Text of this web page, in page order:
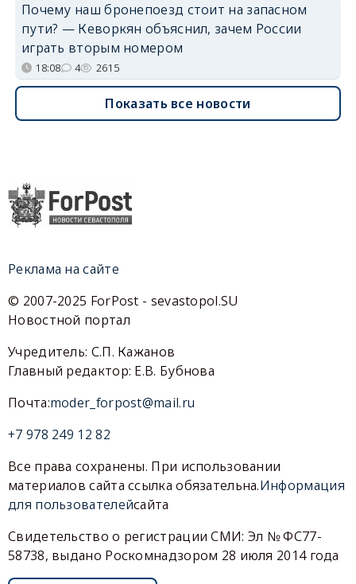
Почему наш бронепоезд стоит на запасном
пути? — Кеворкян объяснил, зачем России
играть вторым номером
18:08 4 2615
Показать все новости
Реклама на сайте
© 2007-2025 ForPost - sevastopol.SU
Новостной портал
Учредитель: С.П. Кажанов
Главный редактор: Е.В. Бубнова
Почта:moder_forpost@mail.ru
+7 978 249 12 82
Все права сохранены. При использовании
материалов сайта ссылка обязательна.Информация
для пользователейсайта
Свидетельство о регистрации СМИ: Эл № ФС77-
58738, выдано Роскомнадзором 28 июля 2014 года